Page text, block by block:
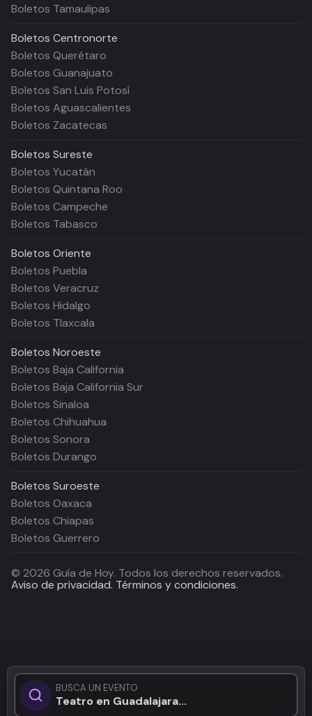
BUSCA UN EVENTO
Teatro en Guadalajara...
Boletos Tamaulipas
Boletos Centronorte
Boletos Querétaro
Boletos Guanajuato
Boletos San Luis Potosí
Boletos Aguascalientes
Boletos Zacatecas
Boletos Sureste
Boletos Yucatán
Boletos Quintana Roo
Boletos Campeche
Boletos Tabasco
Boletos Oriente
Boletos Puebla
Boletos Veracruz
Boletos Hidalgo
Boletos Tlaxcala
Boletos Noroeste
Boletos Baja California
Boletos Baja California Sur
Boletos Sinaloa
Boletos Chihuahua
Boletos Sonora
Boletos Durango
Boletos Suroeste
Boletos Oaxaca
Boletos Chiapas
Boletos Guerrero
© 2026 Guía de Hoy. Todos los derechos reservados.
Aviso de privacidad. Términos y condiciones.